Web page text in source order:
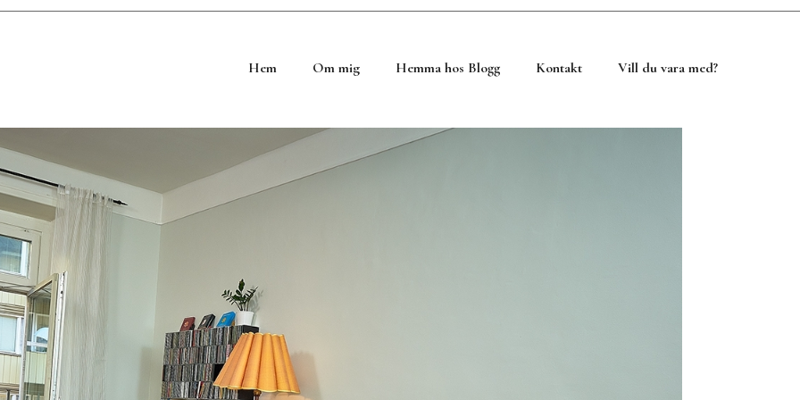
Hem Om mig Hemma hos Blogg Kontakt Vill du vara med?